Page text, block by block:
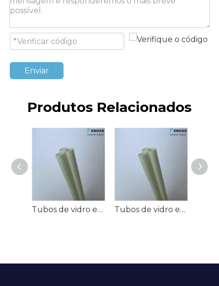
Enviar
Produtos Relacionados
Tubos de vidro epóxi G-10/EPGC21/HGW2375 Tubos de vidro epóxi FR-4/EPGC23